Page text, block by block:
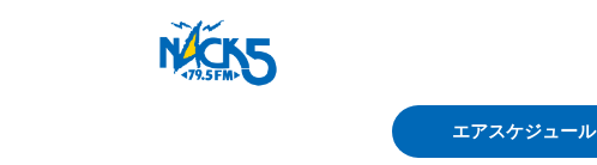
エアスケジュール